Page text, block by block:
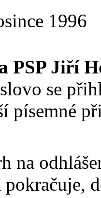
1996
PSP Jiří
se
písemné
na
pokračuje,